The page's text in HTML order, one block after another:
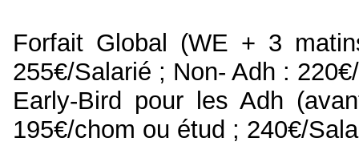
Forfait Global (WE + 3
255€/Salarié ; Non- Adh :
Early-Bird pour les Adh
195€/chom ou étud ; 240€/